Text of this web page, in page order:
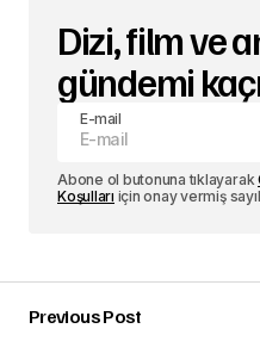
Dizi, film ve
gündemi
E-mail
Abone ol butonuna tıklayarak
Koşulları için onay vermiş
Previous Post